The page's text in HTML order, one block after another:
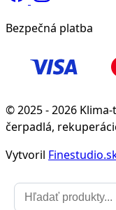
Bezpečná platba
© 2025 - 2026
čerpadlá,
Vytvoril